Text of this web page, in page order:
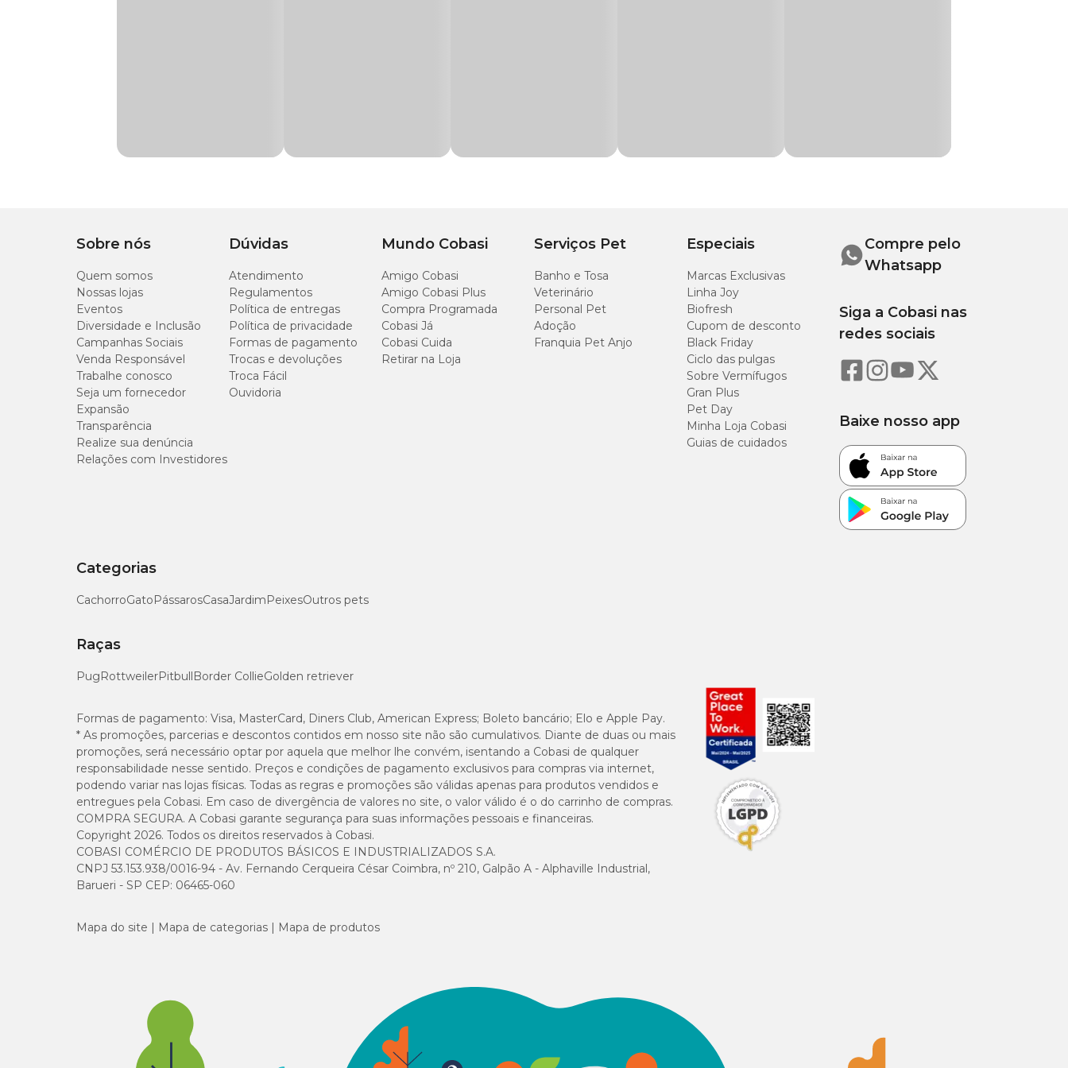
CE (mS/cm) 0,8
U (%) 50
D (kg/m³) 350
pH
Sobre nós
Quem somos
Nossas lojas
Eventos
Diversidade e Inclusão
Campanhas Sociais
Venda Responsável
Trabalhe conosco
Seja um fornecedor
Expansão
Transparência
Realize sua denúncia
Relações com Investidores
Dúvidas
Atendimento
Regulamentos
Política de entregas
Política de privacidade
Formas de pagamento
Trocas e devoluções
Troca Fácil
Ouvidoria
Mundo Cobasi
Amigo Cobasi
Amigo Cobasi Plus
Compra Programada
Cobasi Já
Cobasi Cuida
Retirar na Loja
Serviços Pet
Banho e Tosa
Veterinário
Personal Pet
Adoção
Franquia Pet Anjo
Especiais
Marcas Exclusivas
Linha Joy
Biofresh
Cupom de desconto
Black Friday
Ciclo das pulgas
Sobre Vermífugos
Gran Plus
Pet Day
Minha Loja Cobasi
Guias de cuidados
Categorias
CachorroGatoPássarosCasaJardimPeixesOutros pets
Raças
PugRottweilerPitbullBorder CollieGolden retriever
Compre pelo
Whatsapp
Siga a Cobasi nas
redes sociais
Baixe nosso app
Formas de pagamento: Visa, MasterCard, Diners Club, American Express; Boleto bancário; Elo e Apple Pay.
* As promoções, parcerias e descontos contidos em nosso site não são cumulativos. Diante de duas ou mais
promoções, será necessário optar por aquela que melhor lhe convém, isentando a Cobasi de qualquer
responsabilidade nesse sentido. Preços e condições de pagamento exclusivos para compras via internet,
podendo variar nas lojas físicas. Todas as regras e promoções são válidas apenas para produtos vendidos e
entregues pela Cobasi. Em caso de divergência de valores no site, o valor válido é o do carrinho de compras.
COMPRA SEGURA. A Cobasi garante segurança para suas informações pessoais e financeiras.
Copyright 2026. Todos os direitos reservados à Cobasi.
COBASI COMÉRCIO DE PRODUTOS BÁSICOS E INDUSTRIALIZADOS S.A.
CNPJ 53.153.938/0016-94 - Av. Fernando Cerqueira César Coimbra, nº 210, Galpão A - Alphaville Industrial,
Barueri - SP CEP: 06465-060
Mapa do site Mapa de categorias Mapa de produtos